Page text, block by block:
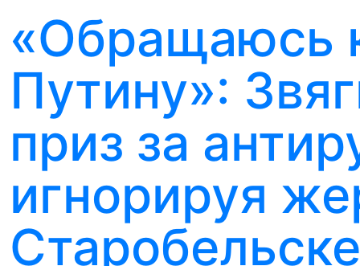
«Обращаюсь
Путину»:
приз за
игнорируя
Старобельске